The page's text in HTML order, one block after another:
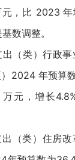
，比 2023 年
数调整。
类）行政事
2024 年预算
元，增长
类）住房改